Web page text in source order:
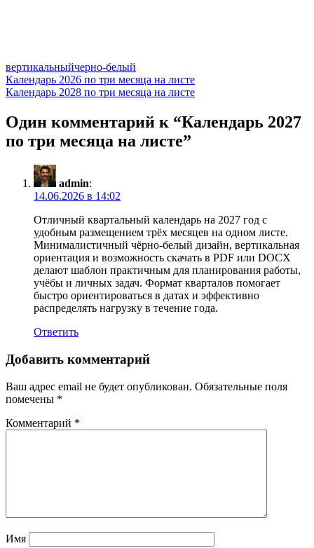
вертикальныйчерно-белый
Навигация
по
записям
Календарь 2026 по три месяца на листе
Календарь 2028 по три месяца на листе
Один комментарий к “Календарь 2027
по три месяца на листе”
admin:
14.06.2026 в 14:02
Отличный квартальный календарь на 2027 год с
удобным размещением трёх месяцев на одном листе.
Минималистичный чёрно‑белый дизайн, вертикальная
ориентация и возможность скачать в PDF или DOCX
делают шаблон практичным для планирования работы,
учёбы и личных задач. Формат кварталов помогает
быстро ориентироваться в датах и эффективно
распределять нагрузку в течение года.
Ответить
Добавить комментарий
Ваш адрес email не будет опубликован. Обязательные поля
помечены *
Комментарий *
Имя